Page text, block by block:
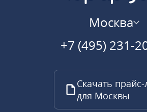
Москва
+7 (495) 231-
Скачать прайс-
для Москвы